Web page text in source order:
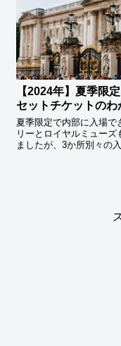
【2024年】夏季限
セットチケットの
夏季限定で内部に入場で
リーとロイヤルミュー
ましたが、3か所別々の